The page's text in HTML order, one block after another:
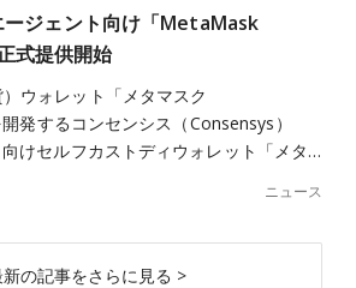
ージェント向け「MetaMask
式提供開始
ウォレット「メタマスク
発するコンセンシス（Consensys）
けセルフカストディウォレット「メタ…
ニュース
の記事をさらに見る >